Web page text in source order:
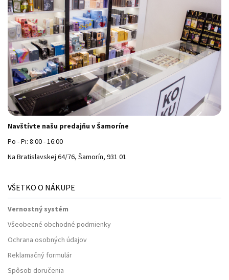
Navštívte našu predajňu v Šamoríne
Po - Pi: 8:00 - 16:00
Na Bratislavskej 64/76, Šamorín, 931 01
VŠETKO O NÁKUPE
Vernostný systém
Všeobecné obchodné podmienky
Ochrana osobných údajov
Reklamačný formulár
Spôsob doručenia